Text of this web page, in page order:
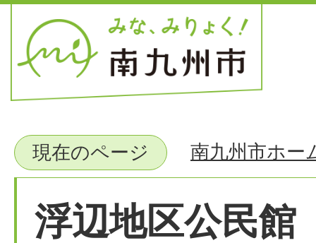
現在のページ 南九州市ホー
浮辺地区公民館